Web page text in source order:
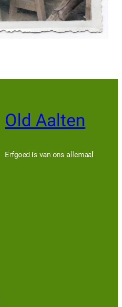
Old Aalten
Erfgoed is van ons allemaal